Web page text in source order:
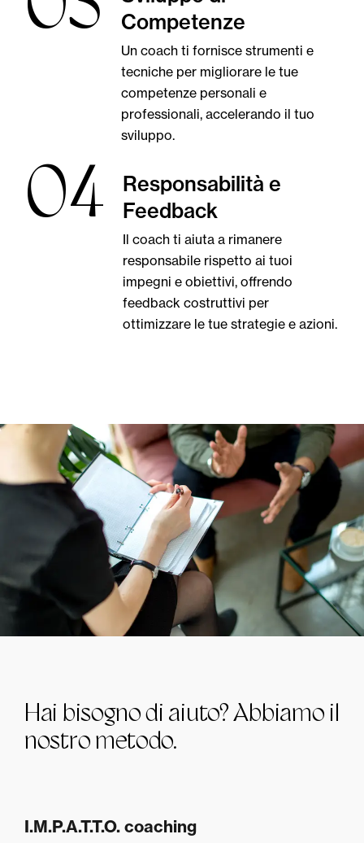
Competenze
Un coach ti fornisce strumenti e
tecniche per migliorare le tue
competenze personali e
professionali, accelerando il tuo
sviluppo.
04
Responsabilità e
Feedback
Il coach ti aiuta a rimanere
responsabile rispetto ai tuoi
impegni e obiettivi, offrendo
feedback costruttivi per
ottimizzare le tue strategie e azioni.
Hai bisogno di aiuto? Abbiamo il
nostro metodo.
I.M.P.A.T.T.O. coaching